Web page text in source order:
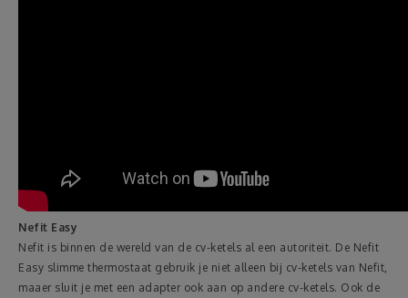
Nefit Easy
Nefit is binnen de wereld van de cv-ketels al een autoriteit. De Nefit
Easy slimme thermostaat gebruik je niet alleen bij cv-ketels van Nefit,
maaer sluit je met een adapter ook aan op andere cv-ketels. Ook de